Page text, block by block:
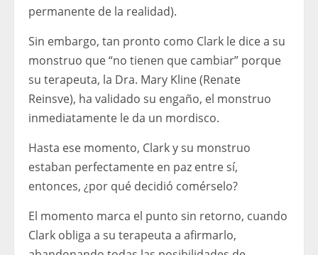
permanente de la realidad).
Sin embargo, tan pronto como Clark le dice a su
monstruo que “no tienen que cambiar” porque
su terapeuta, la Dra. Mary Kline (Renate
Reinsve), ha validado su engaño, el monstruo
inmediatamente le da un mordisco.
Hasta ese momento, Clark y su monstruo
estaban perfectamente en paz entre sí,
entonces, ¿por qué decidió comérselo?
El momento marca el punto sin retorno, cuando
Clark obliga a su terapeuta a afirmarlo,